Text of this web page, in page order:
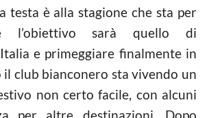
testa è alla stagione che sta per
l’obiettivo sarà quello di
e primeggiare finalmente in
club bianconero sta vivendo un
non certo facile, con alcuni